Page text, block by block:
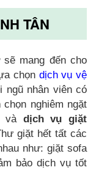
TÂN
sẽ mang đến cho
chọn dịch vụ vệ
nhân viên có
nghiêm ngặt
và dịch vụ giặt
giặt hết tất các
như: giặt sofa
bảo dịch vụ tốt